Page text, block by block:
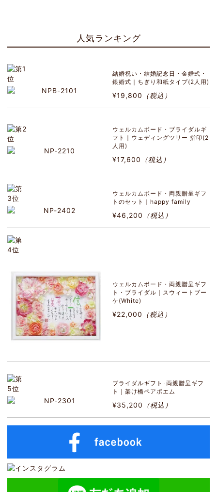
人気ランキング
結婚祝い・結婚記念日・金婚式・
銀婚式｜ちぎり和紙タイプ(2人用)
¥19,800 （税込）
ウェルカムボード・ブライダルギ
フト｜ウェディングツリー 指印(2
人用)
¥17,600 （税込）
ウェルカムボード・両親贈呈ギフ
トのセット｜happy family
¥46,200 （税込）
ウェルカムボード・両親贈呈ギフ
ト・ブライダル｜スウィートブー
ケ(White)
¥22,000 （税込）
ブライダルギフト･両親贈呈ギフ
ト｜架け橋ペアポエム
¥35,200 （税込）